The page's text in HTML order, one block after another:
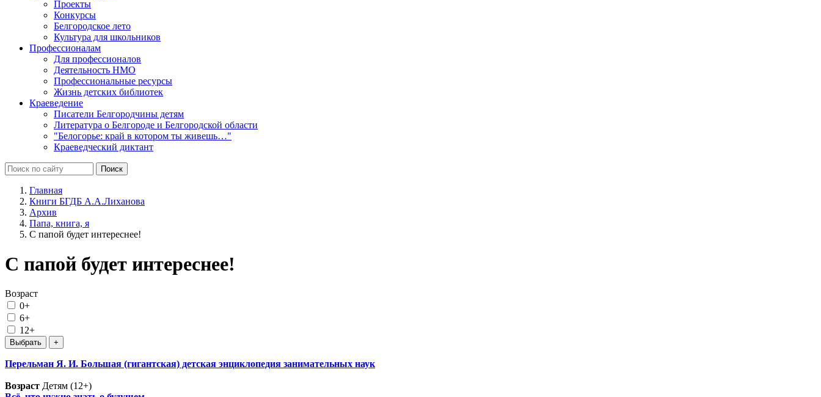
Проекты
Конкурсы
Белгородское лето
Культура для школьников
Профессионалам
Для профессионалов
Деятельность НМО
Профессиональные ресурсы
Жизнь детских библиотек
Краеведение
Писатели Белгородчины детям
Литература о Белгороде и Белгородской области
"Белогорье: край в котором ты живешь…"
Краеведческий диктант
Главная
Книги БГДБ А.А.Лиханова
Архив
Папа, книга, я
С папой будет интереснее!
С папой будет интереснее!
Возраст
0+
6+
12+
Перельман Я. И. Большая (гигантская) детская энциклопедия занимательных наук
Возраст Детям (12+)